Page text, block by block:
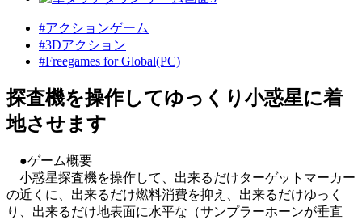
#アクションゲーム
#3Dアクション
#Freegames for Global(PC)
探査機を操作してゆっくり小惑星に着
地させます
●ゲーム概要
小惑星探査機を操作して、出来るだけターゲットマーカー
の近くに、出来るだけ燃料消費を抑え、出来るだけゆっく
り、出来るだけ地表面に水平な（サンプラーホーンが垂直